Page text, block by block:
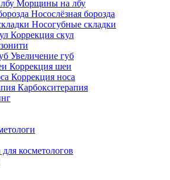
Морщины на лбу
Носослёзная борозда
Носогубные складки
Коррекция скул
Увеличение губ
Коррекция шеи
Коррекция носа
Карбокситерапия
косметологов